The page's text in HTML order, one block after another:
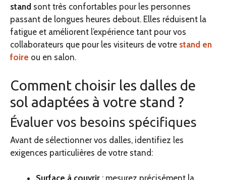
stand sont très confortables pour les personnes
passant de longues heures debout. Elles réduisent la
fatigue et améliorent l’expérience tant pour vos
collaborateurs que pour les visiteurs de votre stand en
foire ou en salon.
Comment choisir les dalles de
sol adaptées à votre stand ?
Évaluer vos besoins spécifiques
Avant de sélectionner vos dalles, identifiez les
exigences particulières de votre stand: